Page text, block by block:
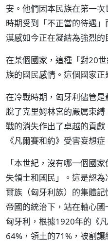
安。他們因本民族在第一
時期受到「不正當的待遇
漠感如今正在凝結為強烈的
在某個國家，這種「對20
族的國民感情。這個國家正
在冷戰時期，匈牙利儘管
脫了克里姆林宮的嚴厲束
戰的消失作出了卓越的貢
《凡爾賽和約》受害妄想症
「本世紀，沒有哪一個國
失領土和國民」。這是認
爾族（匈牙利族）的集體
帝國的統治下，站在軸心
匈牙利，根據1920年的《
64%，領土的71%，被割讓